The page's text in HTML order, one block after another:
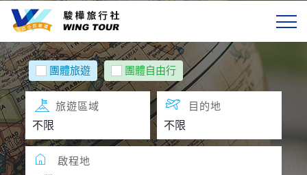
選單
國外旅遊
精選航空
旅遊天數
團體旅遊 團體自由行
旅遊區域 目的地
啟程地